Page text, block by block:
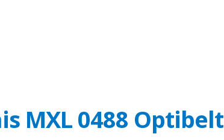
MXL 0488 Optibelt